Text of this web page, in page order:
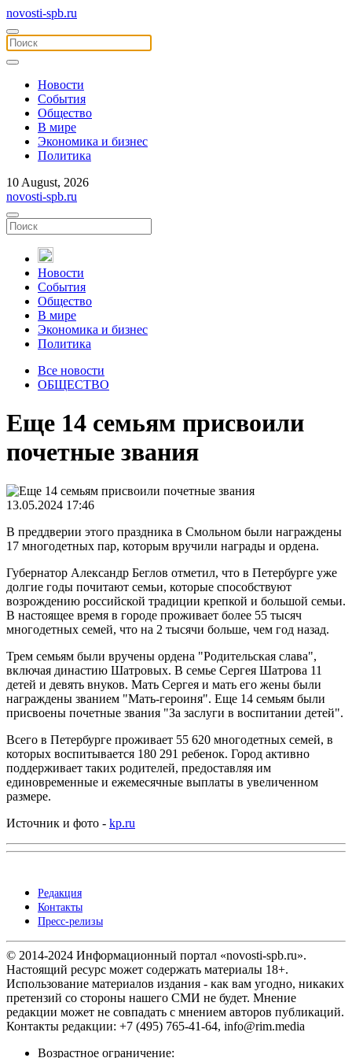
novosti-spb.ru
Новости
События
Общество
В мире
Экономика и бизнес
Политика
10 August, 2026
novosti-spb.ru
Новости
События
Общество
В мире
Экономика и бизнес
Политика
Все новости
ОБЩЕСТВО
Еще 14 семьям присвоили
почетные звания
13.05.2024 17:46
В преддверии этого праздника в Смольном были награждены
17 многодетных пар, которым вручили награды и ордена.
Губернатор Александр Беглов отметил, что в Петербурге уже
долгие годы почитают семьи, которые способствуют
возрождению российской традиции крепкой и большой семьи.
В настоящее время в городе проживает более 55 тысяч
многодетных семей, что на 2 тысячи больше, чем год назад.
Трем семьям были вручены ордена "Родительская слава",
включая династию Шатровых. В семье Сергея Шатрова 11
детей и девять внуков. Мать Сергея и мать его жены были
награждены званием "Мать-героиня". Еще 14 семьям были
присвоены почетные звания "За заслуги в воспитании детей".
Всего в Петербурге проживает 55 620 многодетных семей, в
которых воспитывается 180 291 ребенок. Город активно
поддерживает таких родителей, предоставляя им
единовременные и ежемесячные выплаты в увеличенном
размере.
Источник и фото - kp.ru
Редакция
Контакты
Пресс-релизы
© 2014-2024 Информационный портал «novosti-spb.ru».
Настоящий ресурс может содержать материалы 18+.
Использование материалов издания - как вам угодно, никаких
претензий со стороны нашего СМИ не будет. Мнение
редакции может не совпадать с мнением авторов публикаций.
Контакты редакции: +7 (495) 765-41-64, info@rim.media
Возрастное ограничение: